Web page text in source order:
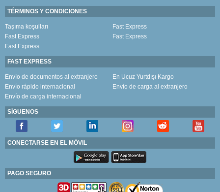
TÉRMINOS Y CONDICIONES
Taşıma koşulları
Fast Express
Fast Express
Fast Express
Fast Express
FAST EXPRESS
Envío de documentos al extranjero
En Ucuz Yurtdışı Kargo
Envío rápido internacional
Envío de carga al extranjero
Envío de carga internacional
SÍGUENOS
CONECTARSE EN EL MÓVIL
PAGO SEGURO